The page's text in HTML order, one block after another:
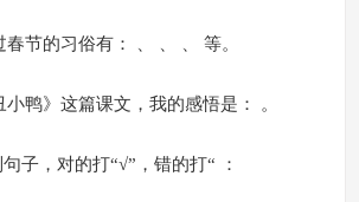
节的习俗有： 、 、 、 等。
鸭》这篇课文，我的感悟是： 。
子，对的打“√”，错的打“ ：